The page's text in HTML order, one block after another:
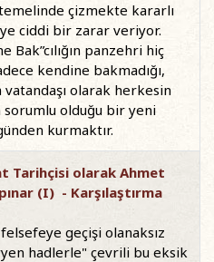
çizmekte kararlı
ciddi bir zarar veriyor.
Bak”cılığın panzehri hiç
kendine bakmadığı,
olarak herkesin
olduğu bir yeni
kurmaktır.
Tarihçisi olarak Ahmet
(I) - Karşılaştırma
geçişi olanaksız
hadlerle" çevrili bu eksik